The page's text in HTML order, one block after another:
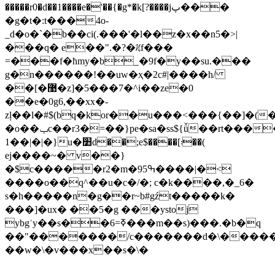
�����r0�d��1����e�'��{�g*�k[?����jپ���
�g�t�:t���4o-
_d�o�`�b��ci(.���'�l��z�x��n5�>|
���q� e��".�?�ᜰf���
=���f�ħmy�b_�9f�y��su.���
g�n������!��uw�ҳ�2c#|����h/
��[�޹�z]�5���7�^i��ze�0
��e�0g6,��xx�-
zļ��l�#$(bq�kor��u���<���{��]�(
�o��ݕc��r3�=��}pe�sa�ss${ǚ��rt�������sf�
1��|�|�}u�׺d��;e$����[܃��(
ej����~� v��}
�$c�����r2�m�ߒ95����|�<
����o��q^��u�c�/�; c�k����,�_6�
s�h�����n�g��r~b#gźt�����k�
���]�ux� ��5�g ���ystoj
ybgʿy��s��ߧ=6���m��s)���.�b�q
��"�������/c�������d�\�
��w�\�v���x��s�\�